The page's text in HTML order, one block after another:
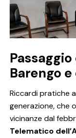
Barengo
Riccardi pratiche
generazione, che
vicinanze dal
Telematico